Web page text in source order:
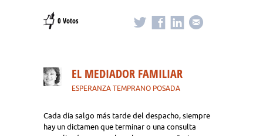
0 Votos
EL MEDIADOR FAMILIAR
ESPERANZA TEMPRANO POSADA
Cada día salgo más tarde del despacho, siempre
hay un dictamen que terminar o una consulta